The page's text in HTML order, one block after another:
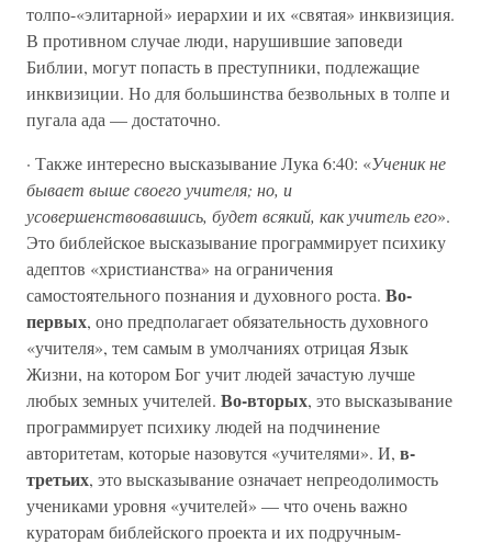
толпо-«элитарной» иерархии и их «святая» инквизиция.
В противном случае люди, нарушившие заповеди
Библии, могут попасть в преступники, подлежащие
инквизиции. Но для большинства безвольных в толпе и
пугала ада — достаточно.
· Также интересно высказывание Лука 6:40: «Ученик не
бывает выше своего учителя; но, и
усовершенствовавшись, будет всякий, как учитель его».
Это библейское высказывание программирует психику
адептов «христианства» на ограничения
самостоятельного познания и духовного роста. Во-
первых, оно предполагает обязательность духовного
«учителя», тем самым в умолчаниях отрицая Язык
Жизни, на котором Бог учит людей зачастую лучше
любых земных учителей. Во-вторых, это высказывание
программирует психику людей на подчинение
авторитетам, которые назовутся «учителями». И, в-
третьих, это высказывание означает непреодолимость
учениками уровня «учителей» — что очень важно
кураторам библейского проекта и их подручным-